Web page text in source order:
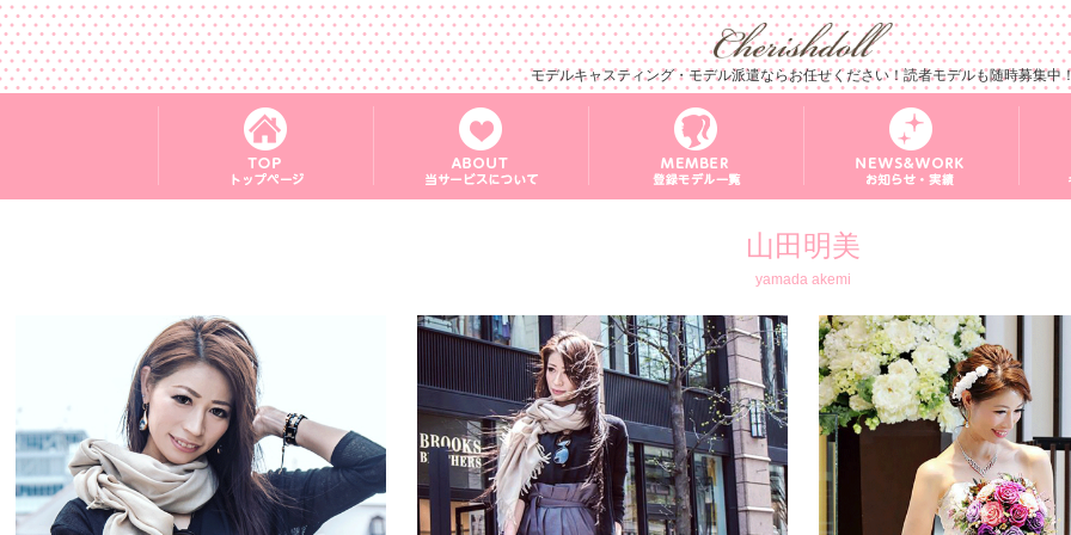
モデルキャスティング・モデル派遣ならお任せください！読者モデルも随時募集中
山田明美
yamada akemi